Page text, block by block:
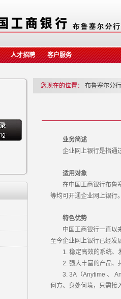
人才招聘 客户服务
您现在的位置： 布鲁塞尔分行
业务简述
企业网上银行是指通过
适用对象
在中国工商银行布鲁塞
等均可开通企业网上银行
特色优势
中国工商银行一直以来
至今企业网上银行已经发
1. 稳定高效的系统、
2. 强大丰富的产品、
3. 3A（Anytime 、
何方、身处何境，只需接